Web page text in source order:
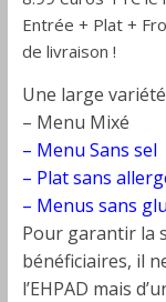
Entrée + Plat +
de livraison !
Une large
– Menu Mixé
– Menu Sans sel
– Plat sans
– Menus sans
Pour garantir la
bénéficiaires, il
l’EHPAD mais